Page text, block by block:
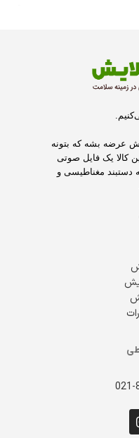
عرضه بشه که بتونه
کالا یک فایل صوتی
دستبند مغناطیسی و
021-